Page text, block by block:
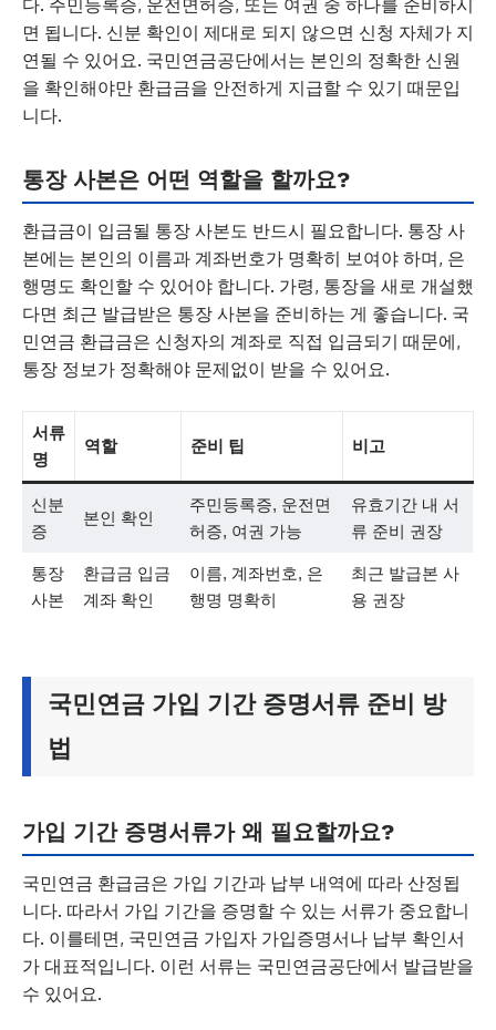
다. 주민등록증, 운전면허증, 또는 여권 중 하나를 준비하시
면 됩니다. 신분 확인이 제대로 되지 않으면 신청 자체가 지
연될 수 있어요. 국민연금공단에서는 본인의 정확한 신원
을 확인해야만 환급금을 안전하게 지급할 수 있기 때문입
니다.
통장 사본은 어떤 역할을 할까요?
환급금이 입금될 통장 사본도 반드시 필요합니다. 통장 사
본에는 본인의 이름과 계좌번호가 명확히 보여야 하며, 은
행명도 확인할 수 있어야 합니다. 가령, 통장을 새로 개설했
다면 최근 발급받은 통장 사본을 준비하는 게 좋습니다. 국
민연금 환급금은 신청자의 계좌로 직접 입금되기 때문에,
통장 정보가 정확해야 문제없이 받을 수 있어요.
서류
명
역할 준비 팁 비고
신분
증
본인 확인
주민등록증, 운전면
허증, 여권 가능
유효기간 내 서
류 준비 권장
통장
사본
환급금 입금
계좌 확인
이름, 계좌번호, 은
행명 명확히
최근 발급본 사
용 권장
국민연금 가입 기간 증명서류 준비 방
법
가입 기간 증명서류가 왜 필요할까요?
국민연금 환급금은 가입 기간과 납부 내역에 따라 산정됩
니다. 따라서 가입 기간을 증명할 수 있는 서류가 중요합니
다. 이를테면, 국민연금 가입자 가입증명서나 납부 확인서
가 대표적입니다. 이런 서류는 국민연금공단에서 발급받을
수 있어요.